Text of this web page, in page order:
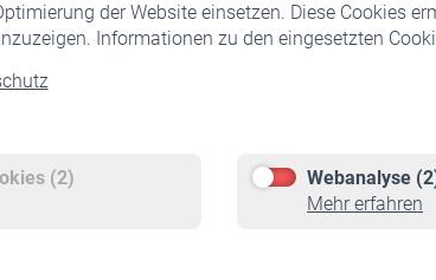
der Website einsetzen. Diese Cookies
Informationen zu den eingesetzten
(2)
Webanalyse
Mehr erfahren
Förderung
Rente beantragen
Rentenauszahlung